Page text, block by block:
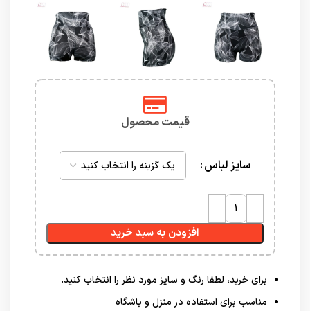
قیمت محصول
سایز لباس
افزودن به سبد خرید
برای خرید، لطفا رنگ و سایز مورد نظر را انتخاب کنید.
مناسب برای استفاده در منزل و باشگاه